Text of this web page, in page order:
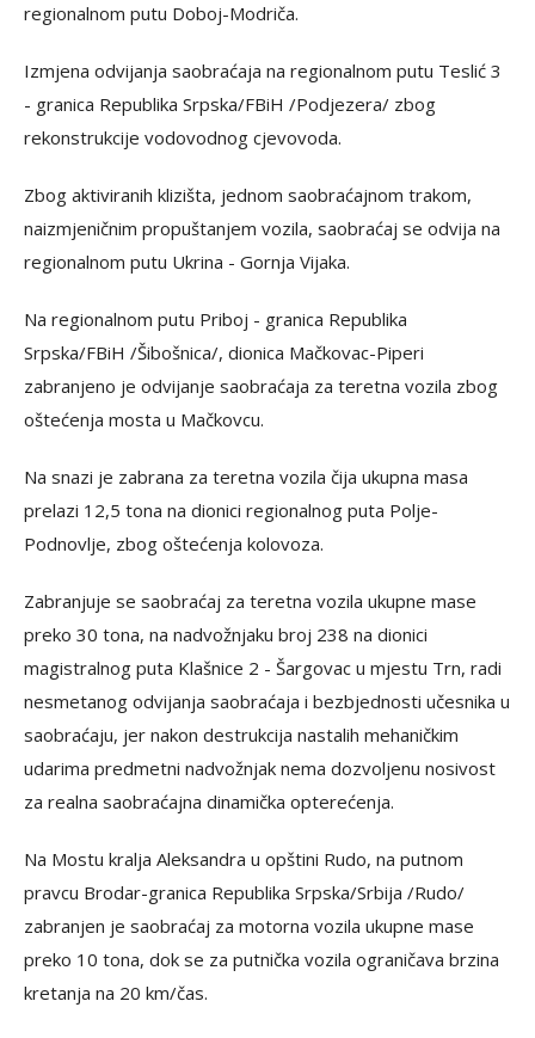
regionalnom putu Doboj-Modriča.
Izmjena odvijanja saobraćaja na regionalnom putu Teslić 3
- granica Republika Srpska/FBiH /Podjezera/ zbog
rekonstrukcije vodovodnog cjevovoda.
Zbog aktiviranih klizišta, jednom saobraćajnom trakom,
naizmjeničnim propuštanjem vozila, saobraćaj se odvija na
regionalnom putu Ukrina - Gornja Vijaka.
Na regionalnom putu Priboj - granica Republika
Srpska/FBiH /Šibošnica/, dionica Mačkovac-Piperi
zabranjeno je odvijanje saobraćaja za teretna vozila zbog
oštećenja mosta u Mačkovcu.
Na snazi je zabrana za teretna vozila čija ukupna masa
prelazi 12,5 tona na dionici regionalnog puta Polje-
Podnovlje, zbog oštećenja kolovoza.
Zabranjuje se saobraćaj za teretna vozila ukupne mase
preko 30 tona, na nadvožnjaku broj 238 na dionici
magistralnog puta Klašnice 2 - Šargovac u mjestu Trn, radi
nesmetanog odvijanja saobraćaja i bezbjednosti učesnika u
saobraćaju, jer nakon destrukcija nastalih mehaničkim
udarima predmetni nadvožnjak nema dozvoljenu nosivost
za realna saobraćajna dinamička opterećenja.
Na Mostu kralja Aleksandra u opštini Rudo, na putnom
pravcu Brodar-granica Republika Srpska/Srbija /Rudo/
zabranjen je saobraćaj za motorna vozila ukupne mase
preko 10 tona, dok se za putnička vozila ograničava brzina
kretanja na 20 km/čas.